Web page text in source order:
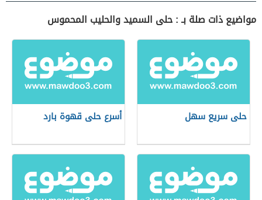
مواضيع ذات صلة بـ : حلى السميد والحليب المحموس
حلى سريع سهل أسرع حلى قهوة بارد